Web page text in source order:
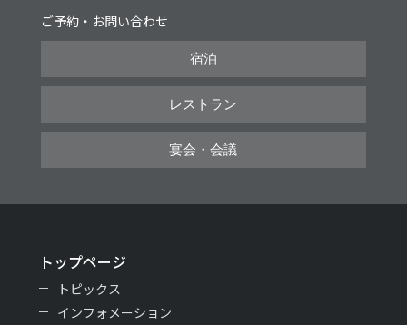
ご予約・お問い合わせ
宿泊
レストラン
宴会・会議
トップページ
トピックス
インフォメーション